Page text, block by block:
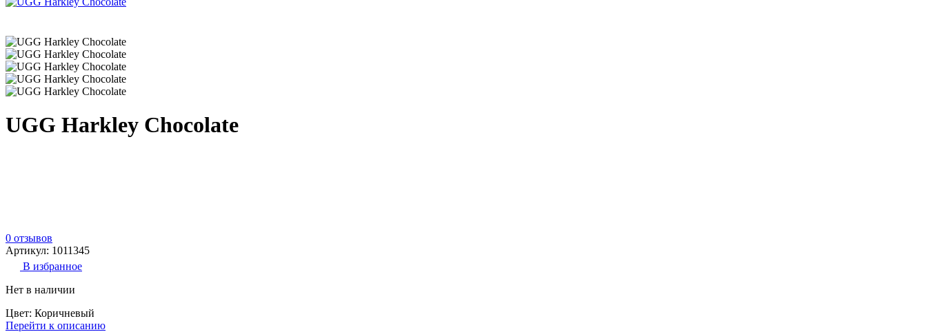
UGG Harkley Chocolate
0 отзывов
Артикул: 1011345
В избранное
Нет в наличии
Цвет: Коричневый
Перейти к описанию